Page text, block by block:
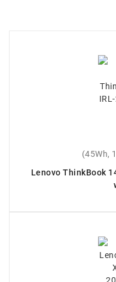
(45Wh,
Lenovo ThinkBook